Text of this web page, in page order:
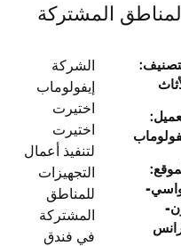
المشتركة
الشركة
إيفولوماب
اختيرت
اختيرت
لتنفيذ أعمال
التجهيزات
للمناطق
المشتركة
في فندق